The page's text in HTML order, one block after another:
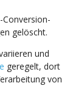
gelöscht.
und
geregelt, dort
von